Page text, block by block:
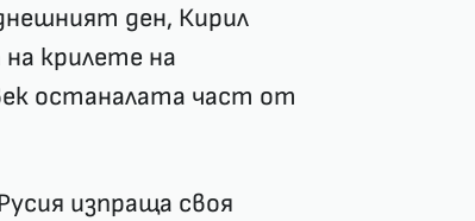
ден, Кирил
крилете на
останалата част от
изпраща своя